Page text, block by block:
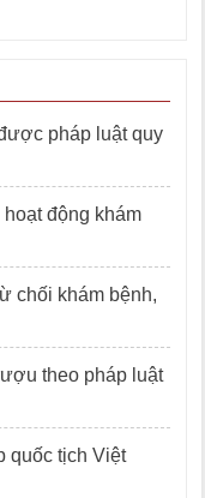
pháp luật quy
động khám
chối khám bệnh,
theo pháp luật
quốc tịch Việt